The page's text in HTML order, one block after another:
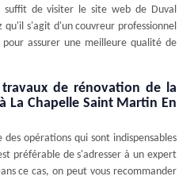
suffit de visiter le site web de Duval
qu'il s'agit d'un couvreur professionnel
assurer une meilleure qualité de
de rénovation de la
Chapelle Saint Martin En
opérations qui sont indispensables
préférable de s'adresser à un expert
ce cas, on peut vous recommander